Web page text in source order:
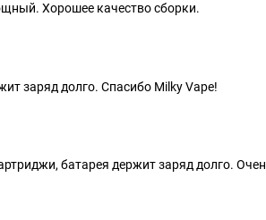
Хорошее качество сборки.
заряд долго. Спасибо Milky Vape!
батарея держит заряд долго.